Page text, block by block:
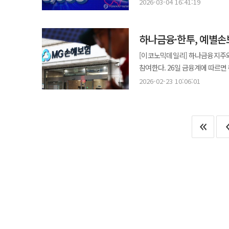
위해 다각도의 노력을 기울여 왔
적극적으로 힘을 보탤 것”이라
컴투스플러스 등으로 알려져 있다. 한국투자증권의 관심은 증권업과 가상자산 사업의 접점 확대에 있다. 토큰증권,
국내에서는 신규 가상자산사업
현실적인 진입 방식으로 평가된다. 금융권의 움직임은 이미 두나무를 중심으로 본격화했다. 삼성증권·삼
삼성카드는 이날 카카오 계열사
지분율은 삼성증권 2.0%, 삼성
투자가 아니라 삼성 금융·IT 계열
한화투자증권도 두나무 지분
신용공여 한도 준수를 위한 부득이한 상황"이라고 설명했다. 신
한도 소진 시 예탁증권담보대출 및 신용
종합금융투자사업자가 신용공여
금융투자협회에 따르면 지난 3
하나금융·한투, 예별
[이코노믹데일리] 하나금융지주
참여한다. 26일 금융계에 따르면 하나금융과 한투 및 미국계 사모펀드 JC플라워가 예금보험공사 측에 인수의향서를
제출한 것으로 알려졌다. 예보는
관심을 기울이고 있다. 하나금
높다는 평가를 받는다. 하나손
2026-02-23 10:06:01